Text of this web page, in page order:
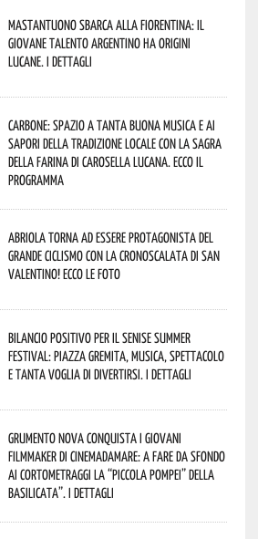
Mastantuono sbarca alla Fiorentina: il
giovane talento argentino ha origini
lucane. I dettagli
Carbone: spazio a tanta buona musica e ai
sapori della tradizione locale con la Sagra
della Farina di Carosella Lucana. Ecco il
programma
Abriola torna ad essere protagonista del
grande ciclismo con la Cronoscalata di San
Valentino! Ecco le foto
Bilancio positivo per il Senise Summer
Festival: piazza gremita, musica, spettacolo
e tanta voglia di divertirsi. I dettagli
Grumento Nova conquista i giovani
filmmaker di Cinemadamare: a fare da sfondo
ai cortometraggi la “Piccola Pompei” della
Basilicata”. I dettagli